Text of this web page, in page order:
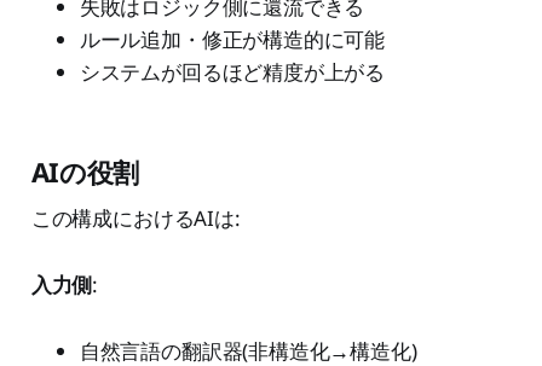
失敗はロジック側に還流できる
ルール追加・修正が構造的に可能
システムが回るほど精度が上がる
AIの役割
この構成におけるAIは:
入力側:
自然言語の翻訳器(非構造化→構造化)